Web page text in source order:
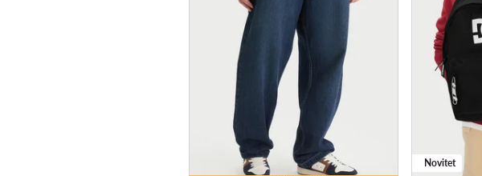
Novitet